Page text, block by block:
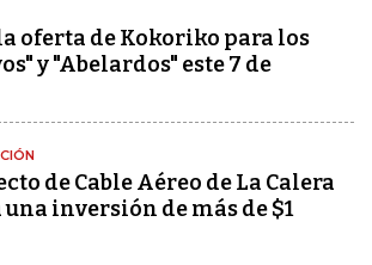
oferta de Kokoriko para los
y "Abelardos" este 7 de
de Cable Aéreo de La Calera
inversión de más de $1